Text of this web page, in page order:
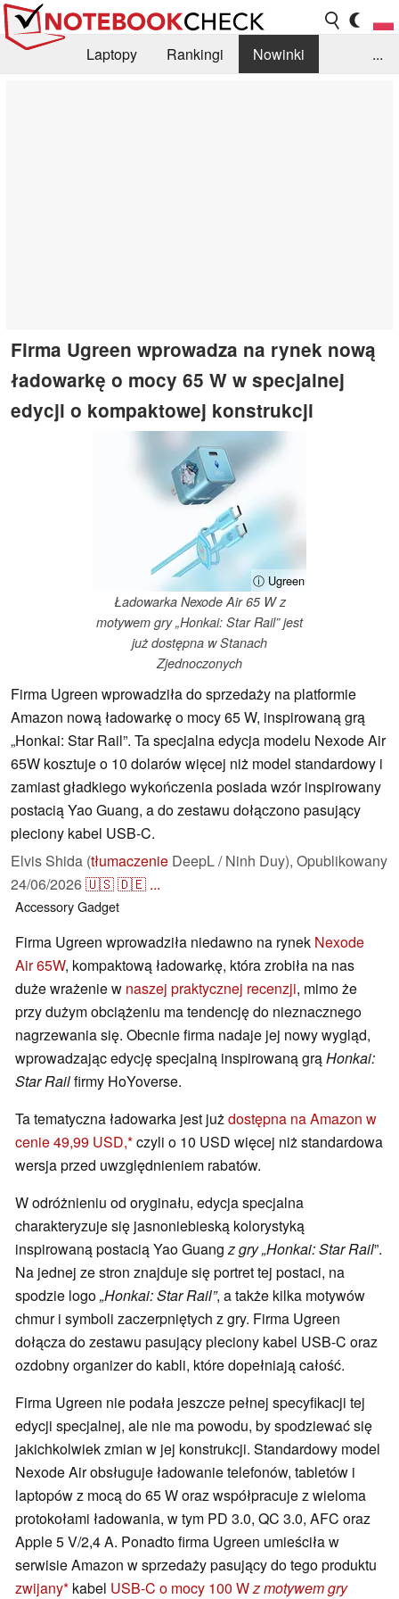
Laptopy Rankingi
Nowinki
...
Firma Ugreen wprowadza na rynek nową
ładowarkę o mocy 65 W w specjalnej
edycji o kompaktowej konstrukcji
ⓘ Ugreen
Ładowarka Nexode Air 65 W z
motywem gry „Honkai: Star Rail” jest
już dostępna w Stanach
Zjednoczonych
Firma Ugreen wprowadziła do sprzedaży na platformie
Amazon nową ładowarkę o mocy 65 W, inspirowaną grą
„Honkai: Star Rail”. Ta specjalna edycja modelu Nexode Air
65W kosztuje o 10 dolarów więcej niż model standardowy i
zamiast gładkiego wykończenia posiada wzór inspirowany
postacią Yao Guang, a do zestawu dołączono pasujący
pleciony kabel USB-C.
Elvis Shida (tłumaczenie DeepL / Ninh Duy), Opublikowany
24/06/2026🇺🇸🇩🇪 ...
AccessoryGadget
Firma Ugreen wprowadziła niedawno na rynek Nexode
Air 65W, kompaktową ładowarkę, która zrobiła na nas
duże wrażenie w naszej praktycznej recenzji, mimo że
przy dużym obciążeniu ma tendencję do nieznacznego
nagrzewania się. Obecnie firma nadaje jej nowy wygląd,
wprowadzając edycję specjalną inspirowaną grąHonkai:
Star Railfirmy HoYoverse.
Ta tematyczna ładowarka jest jużdostępna na Amazon w
cenie 49,99 USD, czyli o 10 USD więcej niż standardowa
wersja przed uwzględnieniem rabatów.
W odróżnieniu od oryginału, edycja specjalna
charakteryzuje się jasnoniebieską kolorystyką
inspirowaną postacią Yao Guangz gry „Honkai: Star Rail”.
Na jednej ze stron znajduje się portret tej postaci, na
spodzie logo„Honkai: Star Rail”, a także kilka motywów
chmur i symboli zaczerpniętych z gry. Firma Ugreen
dołącza do zestawu pasujący pleciony kabel USB-C oraz
ozdobny organizer do kabli, które dopełniają całość.
Firma Ugreen nie podała jeszcze pełnej specyfikacji tej
edycji specjalnej, ale nie ma powodu, by spodziewać się
jakichkolwiek zmian w jej konstrukcji. Standardowy model
Nexode Air obsługuje ładowanie telefonów, tabletów i
laptopów z mocą do 65 W oraz współpracuje z wieloma
protokołami ładowania, w tym PD 3.0, QC 3.0, AFC oraz
Apple 5 V/2,4 A. Ponadto firma Ugreen umieściła w
serwisie Amazon w sprzedaży pasujący do tego produktu
zwijany kabel USB-C o mocy 100 Wz motywem gry